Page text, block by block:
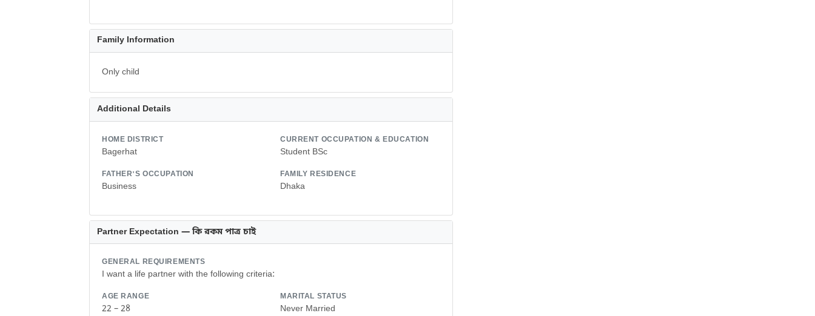
Family Information
Only child
Additional Details
HOME DISTRICT
Bagerhat
CURRENT OCCUPATION & EDUCATION
Student BSc
FATHER'S OCCUPATION
Business
FAMILY RESIDENCE
Dhaka
Partner Expectation — কি রকম পাত্র চাই
GENERAL REQUIREMENTS
I want a life partner with the following criteria:
AGE RANGE
22 – 28
MARITAL STATUS
Never Married